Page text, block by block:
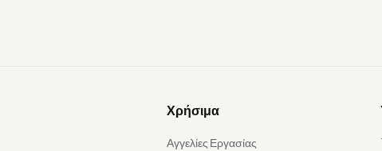
Χρήσιμα
Αγγελίες Εργασίας